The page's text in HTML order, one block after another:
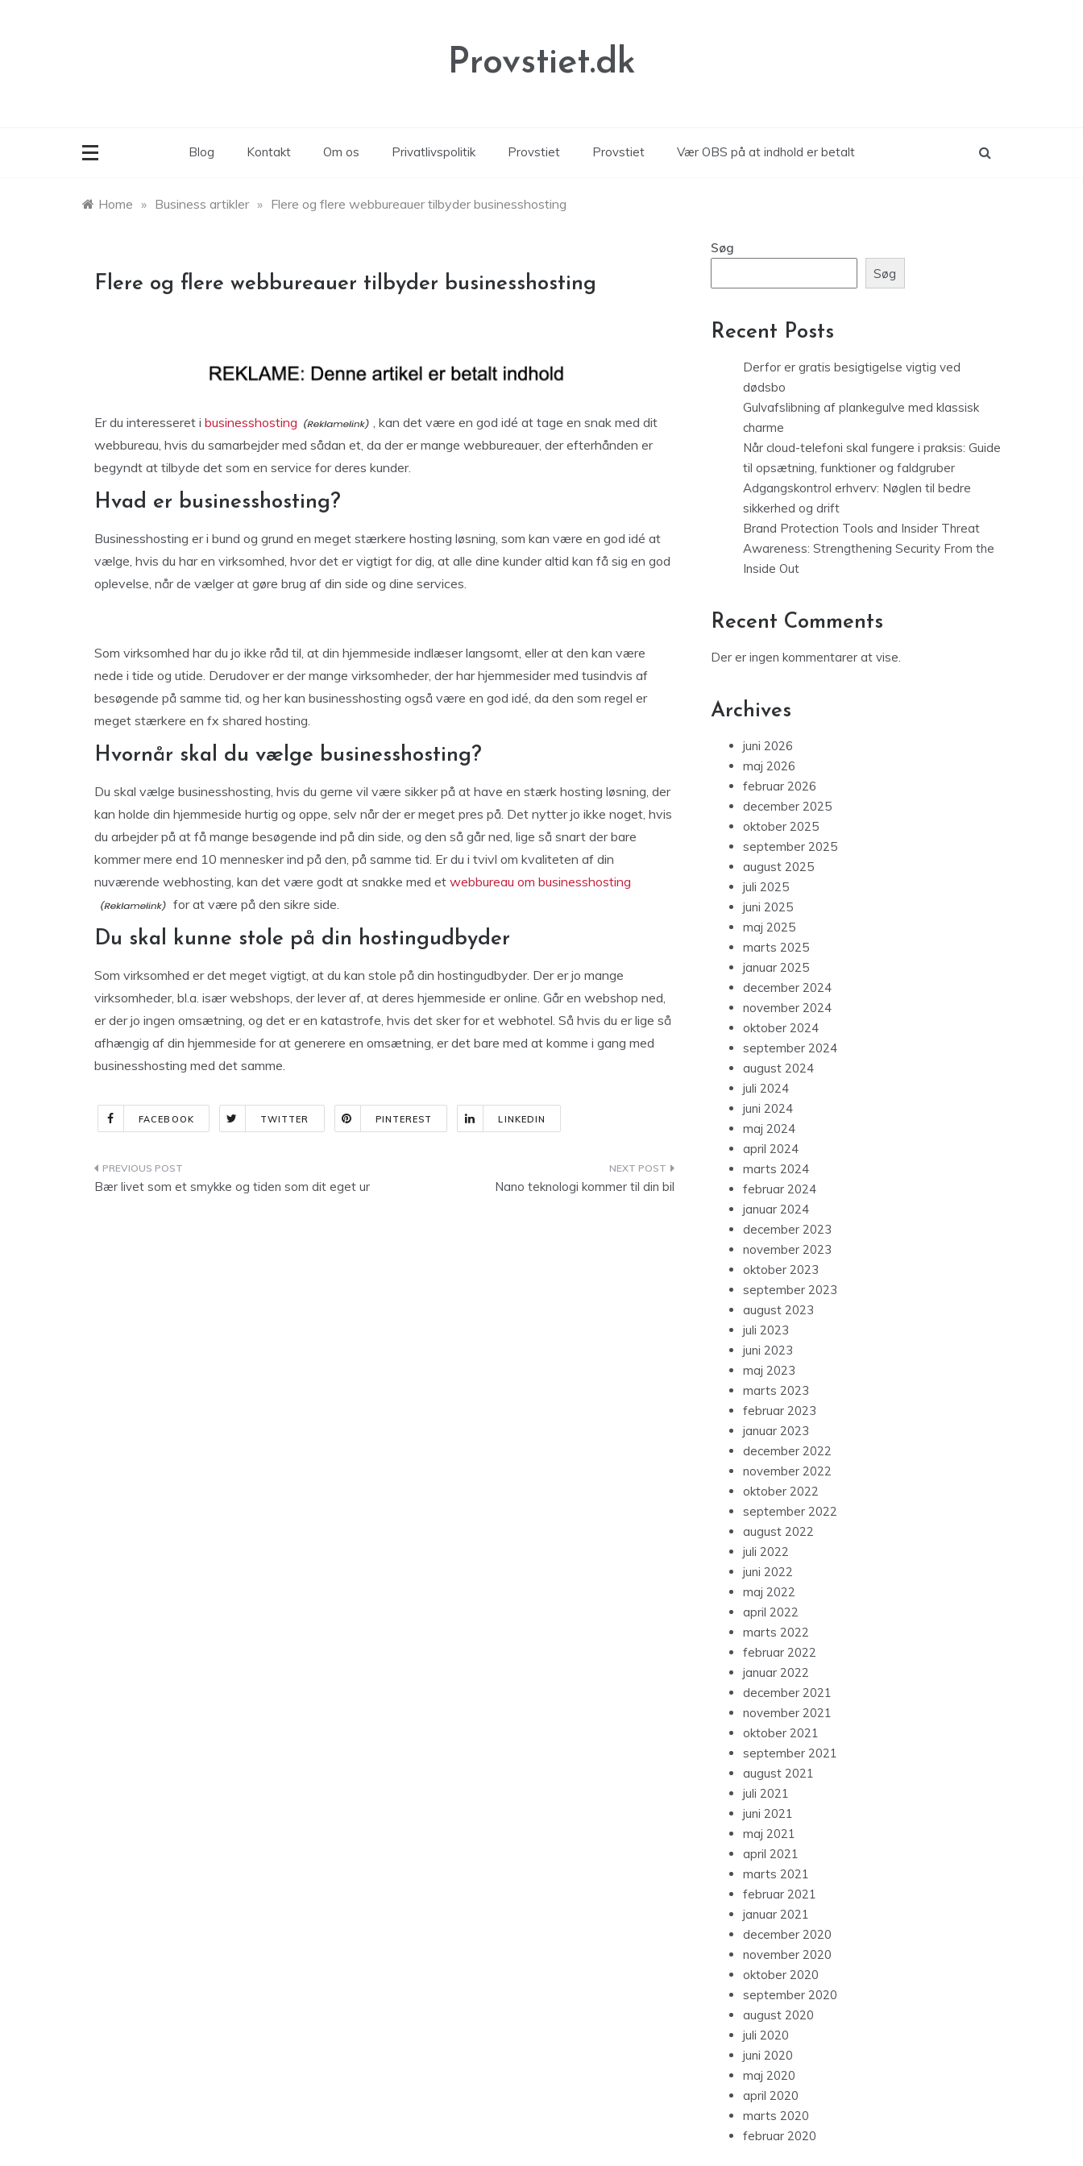
Provstiet.dk
Blog Kontakt Om os Privatlivspolitik Provstiet Provstiet Vær OBS på at indhold er betalt
Home » Business artikler » Flere og flere webbureauer tilbyder businesshosting
Flere og flere webbureauer tilbyder businesshosting
Er du interesseret i businesshosting
, kan det være en god idé at tage en snak med dit
webbureau, hvis du samarbejder med sådan et, da der er mange webbureauer, der efterhånden er
begyndt at tilbyde det som en service for deres kunder.
Hvad er businesshosting?
Businesshosting er i bund og grund en meget stærkere hosting løsning, som kan være en god idé at
vælge, hvis du har en virksomhed, hvor det er vigtigt for dig, at alle dine kunder altid kan få sig en god
oplevelse, når de vælger at gøre brug af din side og dine services.
Som virksomhed har du jo ikke råd til, at din hjemmeside indlæser langsomt, eller at den kan være
nede i tide og utide. Derudover er der mange virksomheder, der har hjemmesider med tusindvis af
besøgende på samme tid, og her kan businesshosting også være en god idé, da den som regel er
meget stærkere en fx shared hosting.
Hvornår skal du vælge businesshosting?
Du skal vælge businesshosting, hvis du gerne vil være sikker på at have en stærk hosting løsning, der
kan holde din hjemmeside hurtig og oppe, selv når der er meget pres på. Det nytter jo ikke noget, hvis
du arbejder på at få mange besøgende ind på din side, og den så går ned, lige så snart der bare
kommer mere end 10 mennesker ind på den, på samme tid. Er du i tvivl om kvaliteten af din
nuværende webhosting, kan det være godt at snakke med et webbureau om businesshosting
for at være på den sikre side.
Du skal kunne stole på din hostingudbyder
Som virksomhed er det meget vigtigt, at du kan stole på din hostingudbyder. Der er jo mange
virksomheder, bl.a. især webshops, der lever af, at deres hjemmeside er online. Går en webshop ned,
er der jo ingen omsætning, og det er en katastrofe, hvis det sker for et webhotel. Så hvis du er lige så
afhængig af din hjemmeside for at generere en omsætning, er det bare med at komme i gang med
businesshosting med det samme.
FACEBOOK TWITTER PINTEREST LINKEDIN
Indlægsnavigation
Bær livet som et smykke og tiden som dit eget ur Nano teknologi kommer til din bil
Søg
Søg
Recent Posts
Derfor er gratis besigtigelse vigtig ved
dødsbo
Gulvafslibning af plankegulve med klassisk
charme
Når cloud-telefoni skal fungere i praksis: Guide
til opsætning, funktioner og faldgruber
Adgangskontrol erhverv: Nøglen til bedre
sikkerhed og drift
Brand Protection Tools and Insider Threat
Awareness: Strengthening Security From the
Inside Out
Recent Comments
Der er ingen kommentarer at vise.
Archives
juni 2026
maj 2026
februar 2026
december 2025
oktober 2025
september 2025
august 2025
juli 2025
juni 2025
maj 2025
marts 2025
januar 2025
december 2024
november 2024
oktober 2024
september 2024
august 2024
juli 2024
juni 2024
maj 2024
april 2024
marts 2024
februar 2024
januar 2024
december 2023
november 2023
oktober 2023
september 2023
august 2023
juli 2023
juni 2023
maj 2023
marts 2023
februar 2023
januar 2023
december 2022
november 2022
oktober 2022
september 2022
august 2022
juli 2022
juni 2022
maj 2022
april 2022
marts 2022
februar 2022
januar 2022
december 2021
november 2021
oktober 2021
september 2021
august 2021
juli 2021
juni 2021
maj 2021
april 2021
marts 2021
februar 2021
januar 2021
december 2020
november 2020
oktober 2020
september 2020
august 2020
juli 2020
juni 2020
maj 2020
april 2020
marts 2020
februar 2020